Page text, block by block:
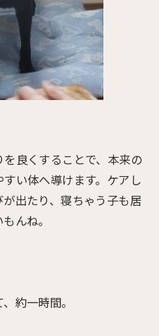
良くすることで、本来の
い体へ導けます。ケアし
出たり、寝ちゃう子も居
んね。
約一時間。